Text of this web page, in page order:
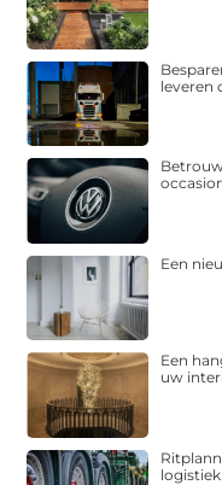
leveren
Een
Een
uw